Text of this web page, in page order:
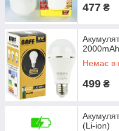
477 ₴
Немає в
499 ₴
(Li-ion)